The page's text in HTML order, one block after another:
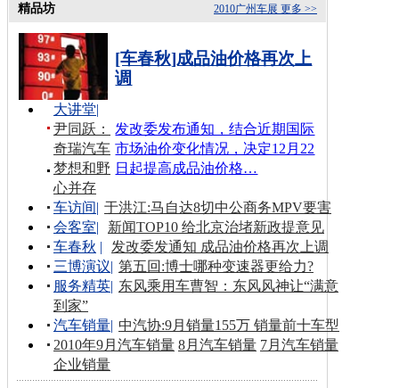
更多 >>
2010广州车展
精品坊
[车春秋]成品油价格再次上
调
发改委发布通知，结合近期国际
市场油价变化情况，决定12月22
日起提高成品油价格…
大讲堂|
尹同跃：
奇瑞汽车
梦想和野
心并存
车访间| 于洪江:马自达8切中公商务MPV要害
会客室|
新闻TOP10 给北京治堵新政提意见
车春秋 |
发改委发通知 成品油价格再次上调
三博演议| 第五回:博士哪种变速器更给力?
服务精英| 东风乘用车曹智：东风风神让“满意
到家”
汽车销量| 中汽协:9月销量155万 销量前十车型
2010年9月汽车销量 8月汽车销量 7月汽车销量
企业销量